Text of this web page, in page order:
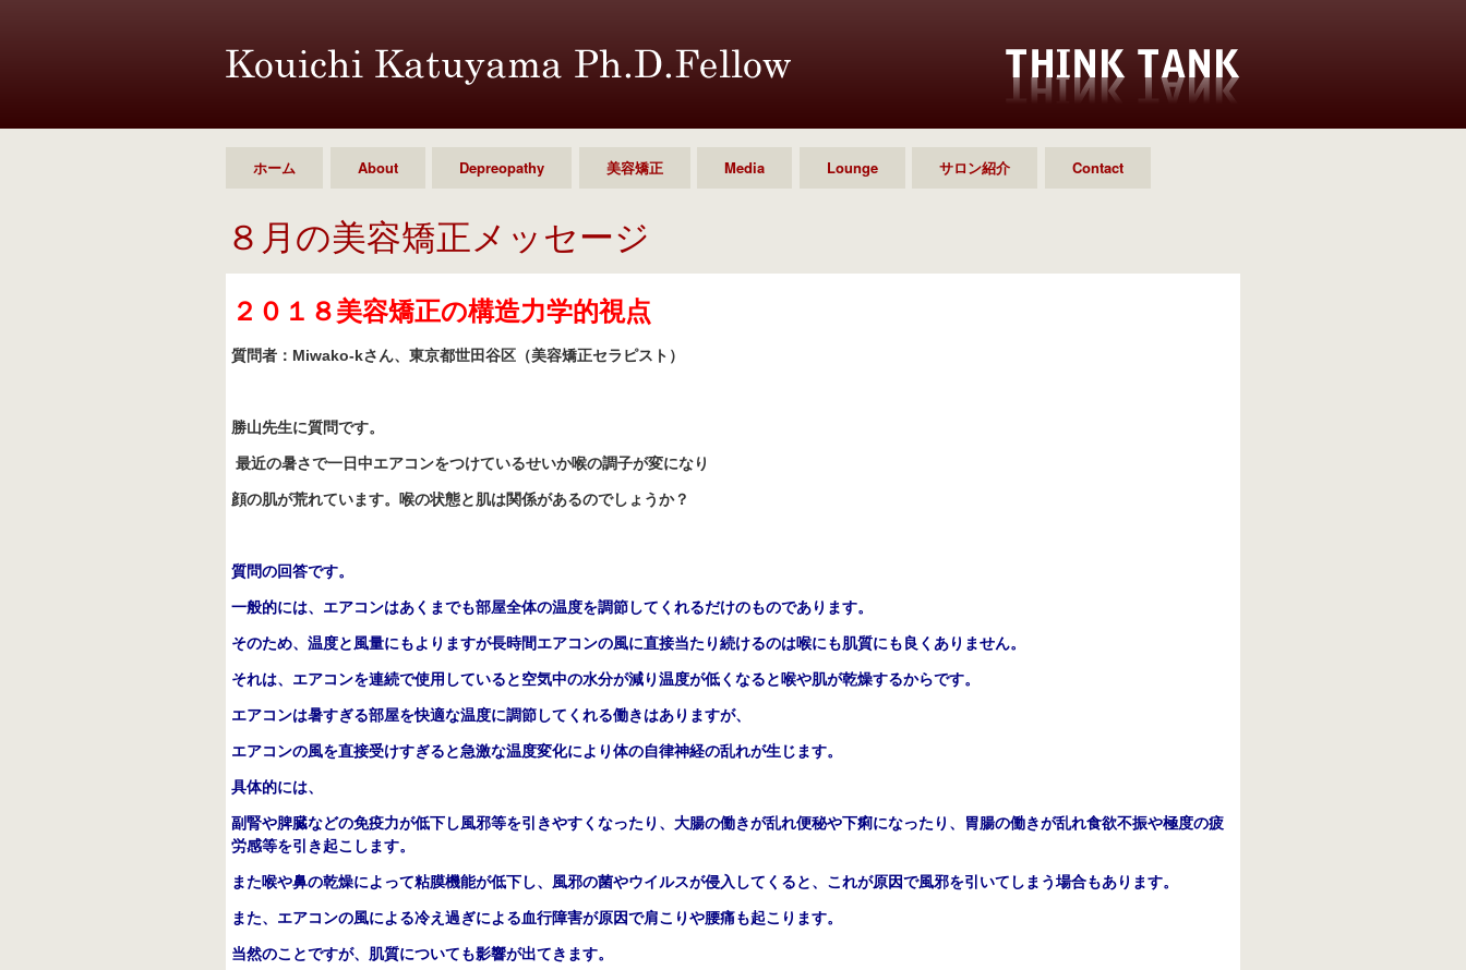
ホーム About Depreopathy 美容矯正 Media Lounge サロン紹介 Contact
８月の美容矯正メッセージ
２０１８美容矯正の構造力学的視点
質問者：Miwako-kさん、 東京都世田谷区（美容矯正セラピスト）
勝山先生に質問です。
最近の暑さで一日中エアコンをつけているせいか喉の調子が変になり
顔の肌が荒れています。喉の状態と肌は関係があるのでしょうか？
質問の回答です。
一般的には、エアコンはあくまでも部屋全体の温度を調節してくれるだけのものであります。
そのため、温度と風量にもよりますが長時間エアコンの風に直接当たり続けるのは喉にも肌質にも良くありません。
それは、エアコンを連続で使用していると空気中の水分が減り温度が低くなると喉や肌が乾燥するからです。
エアコンは暑すぎる部屋を快適な温度に調節してくれる働きはありますが、
エアコンの風を直接受けすぎると急激な温度変化により体の自律神経の乱れが生じます。
具体的には、
副腎や脾臓などの免疫力が低下し風邪等を引きやすくなったり、大腸の働きが乱れ便秘や下痢になったり、胃腸の働きが乱れ食欲不振や極度の疲
労感等を引き起こします。
また喉や鼻の乾燥によって粘膜機能が低下し、風邪の菌やウイルスが侵入してくると、これが原因で風邪を引いてしまう場合もあります。
また、エアコンの風による冷え過ぎによる血行障害が原因で肩こりや腰痛も起こります。
当然のことですが、肌質についても影響が出てきます。